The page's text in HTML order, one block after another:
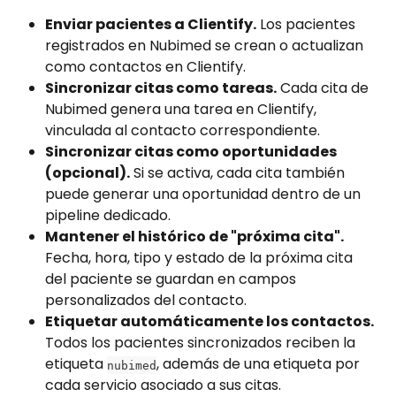
Enviar pacientes a Clientify. Los pacientes
registrados en Nubimed se crean o actualizan
como contactos en Clientify.
Sincronizar citas como tareas. Cada cita de
Nubimed genera una tarea en Clientify,
vinculada al contacto correspondiente.
Sincronizar citas como oportunidades
(opcional). Si se activa, cada cita también
puede generar una oportunidad dentro de un
pipeline dedicado.
Mantener el histórico de "próxima cita".
Fecha, hora, tipo y estado de la próxima cita
del paciente se guardan en campos
personalizados del contacto.
Etiquetar automáticamente los contactos.
Todos los pacientes sincronizados reciben la
etiqueta nubimed, además de una etiqueta por
cada servicio asociado a sus citas.